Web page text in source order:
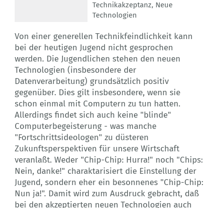
Technikakzeptanz, Neue
Technologien
Von einer generellen Technikfeindlichkeit kann
bei der heutigen Jugend nicht gesprochen
werden. Die Jugendlichen stehen den neuen
Technologien (insbesondere der
Datenverarbeitung) grundsätzlich positiv
gegenüber. Dies gilt insbesondere, wenn sie
schon einmal mit Computern zu tun hatten.
Allerdings findet sich auch keine "blinde"
Computerbegeisterung - was manche
"Fortschrittsideologen" zu düsteren
Zukunftsperspektiven für unsere Wirtschaft
veranlaßt. Weder "Chip-Chip: Hurra!" noch "Chips:
Nein, danke!" charaktarisiert die Einstellung der
Jugend, sondern eher ein besonnenes "Chip-Chip:
Nun ja!". Damit wird zum Ausdruck gebracht, daß
bei den akzeptierten neuen Technologien auch